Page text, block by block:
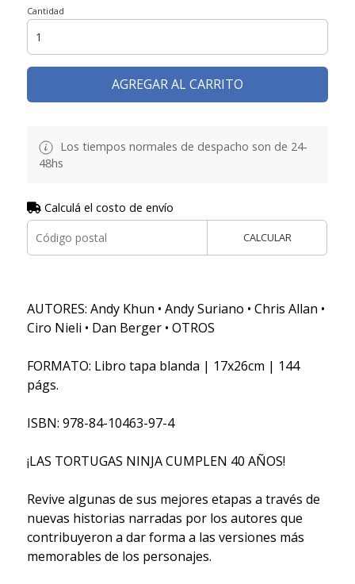
Cantidad
AGREGAR AL CARRITO
Los tiempos normales de despacho son de 24-
48hs
Calculá el costo de envío
CALCULAR
AUTORES: Andy Khun • Andy Suriano • Chris Allan •
Ciro Nieli • Dan Berger • OTROS
FORMATO: Libro tapa blanda | 17x26cm | 144
págs.
ISBN: 978-84-10463-97-4
¡LAS TORTUGAS NINJA CUMPLEN 40 AÑOS!
Revive algunas de sus mejores etapas a través de
nuevas historias narradas por los autores que
contribuyeron a dar forma a las versiones más
memorables de los personajes.